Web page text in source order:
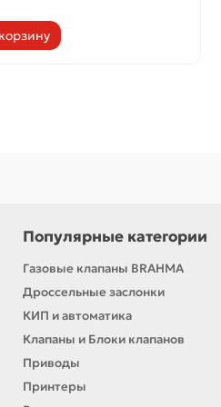
Популярные категории
Газовые клапаны BRAHMA
Дроссельные заслонки
КИП и автоматика
Клапаны и Блоки клапанов
Приводы
Принтеры